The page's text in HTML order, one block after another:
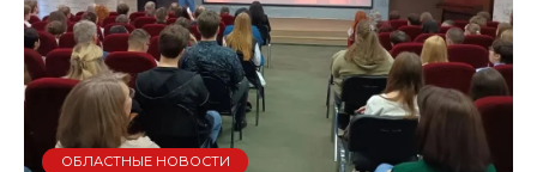
ОБЛАСТНЫЕ НОВОСТИ